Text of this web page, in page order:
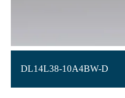
DL14L38-10A4BW-D